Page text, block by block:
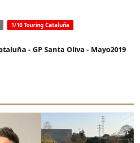
1/10 Touring Cataluña
- GP Santa Oliva - Mayo2019